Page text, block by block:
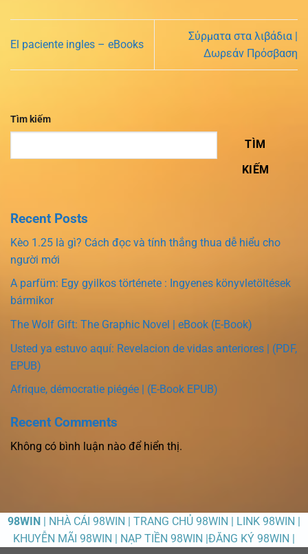
El paciente ingles – eBooks
Σύρματα στα λιβάδια |
Δωρεάν Πρόσβαση
Tìm kiếm
TÌM
KIẾM
Recent Posts
Kèo 1.25 là gì? Cách đọc và tính thắng thua dễ hiểu cho
người mới
A parfüm: Egy gyilkos története : Ingyenes könyvletöltések
bármikor
The Wolf Gift: The Graphic Novel | eBook (E-Book)
Usted ya estuvo aquí: Revelacion de vidas anteriores | (PDF,
EPUB)
Afrique, démocratie piégée | (E-Book EPUB)
Recent Comments
Không có bình luận nào để hiển thị.
98WIN | NHÀ CÁI 98WIN | TRANG CHỦ 98WIN | LINK 98WIN |
KHUYỄN MÃI 98WIN | NẠP TIỀN 98WIN |ĐĂNG KÝ 98WIN |